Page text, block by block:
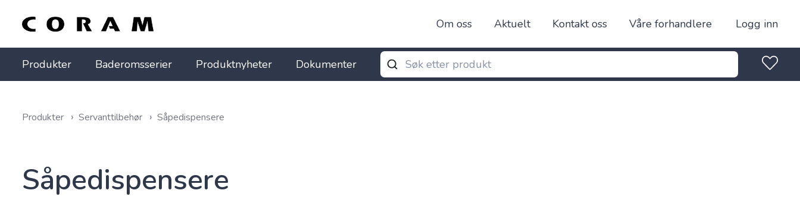
Om oss Aktuelt Kontakt oss Våre forhandlere Logg inn
Produkter Baderomsserier Produktnyheter Dokumenter
Produkter Servanttilbehør Såpedispensere
Såpedispensere